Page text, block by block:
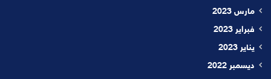
مارس 2023
فبراير 2023
يناير 2023
ديسمبر 2022